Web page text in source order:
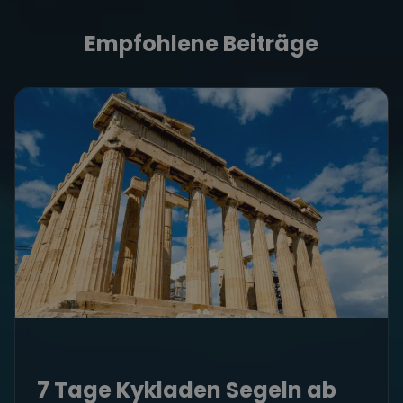
Empfohlene Beiträge
7 Tage Kykladen Segeln ab